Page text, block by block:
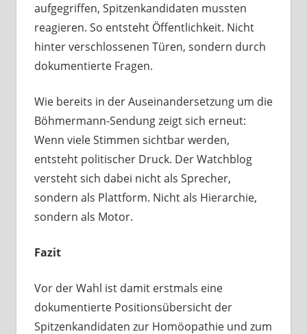
aufgegriffen, Spitzenkandidaten mussten
reagieren. So entsteht Öffentlichkeit. Nicht
hinter verschlossenen Türen, sondern durch
dokumentierte Fragen.
Wie bereits in der Auseinandersetzung um die
Böhmermann-Sendung zeigt sich erneut:
Wenn viele Stimmen sichtbar werden,
entsteht politischer Druck. Der Watchblog
versteht sich dabei nicht als Sprecher,
sondern als Plattform. Nicht als Hierarchie,
sondern als Motor.
Fazit
Vor der Wahl ist damit erstmals eine
dokumentierte Positionsübersicht der
Spitzenkandidaten zur Homöopathie und zum